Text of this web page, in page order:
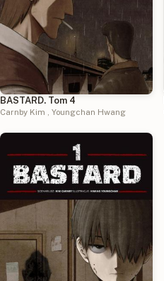
BASTARD. Tom 4
Carnby Kim , Youngchan Hwang